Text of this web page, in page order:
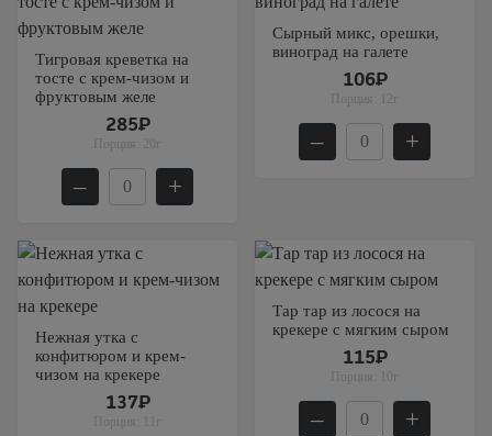
Тигровая креветка на
тосте с крем-чизом и
фруктовым желе
285₽
Порция: 20г
– +
Сырный микс, орешки,
виноград на галете
106₽
Порция: 12г
– +
Нежная утка с
конфитюром и крем-
чизом на крекере
137₽
Порция: 11г
Тар тар из лосося на
крекере с мягким сыром
115₽
Порция: 10г
– +